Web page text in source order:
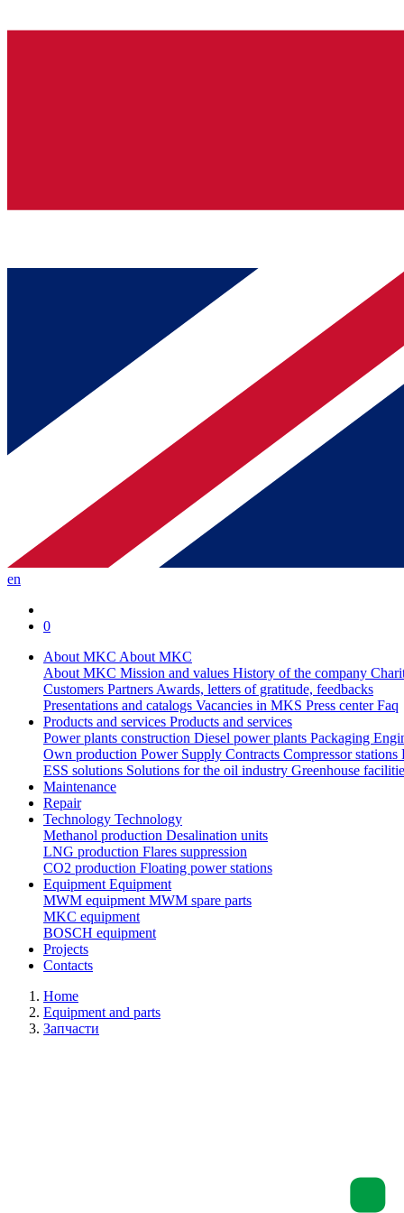
en
0
About MKC About MKC
About MKC Mission and values History of the company
Customers PartnersAwards, letters of gratitude, feedbacks
Presentations and catalogs Vacancies in MKS Press centerFaq
Products and services Products and services
Power plants construction Diesel power plants Packaging
Own production Power Supply Contracts Compressor stations
ESS solutions Solutions for the oil industry Greenhouse
Maintenance
Repair
Technology Technology
Methanol production Desalination units
LNG production Flares suppression
СО2 production Floating power stations
EquipmentEquipment
MWM equipmentMWM spare parts
MKC equipment
BOSCH equipment
Projects
Contacts
Home
Equipment and parts
Запчасти